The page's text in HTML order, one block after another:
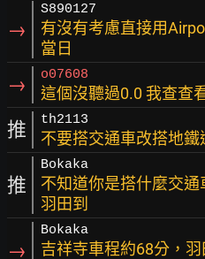
→
S890127
有沒有考慮直接用
當日
→ o07608
這個沒聽過0.0 我查查
推 th2113
不要搭交通車改搭地
推
Bokaka
不知道你是搭什麼交通
羽田到
→
Bokaka
吉祥寺車程約68分，